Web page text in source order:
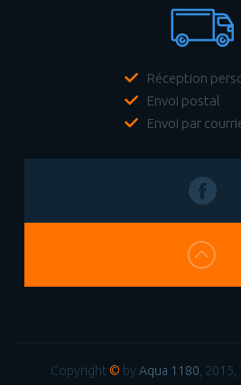
Réception
Envoi postal
Envoi par
Copyright © by Aqua 1180 ,